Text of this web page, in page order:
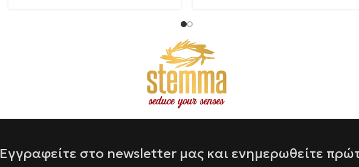
Εγγραφείτε στο newsletter μας και ενημερωθείτε